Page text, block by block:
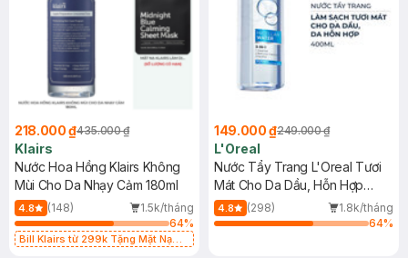
218.000 ₫435.000 ₫
Klairs
Nước Hoa Hồng Klairs Không
Mùi Cho Da Nhạy Cảm 180ml
4.8 (148)
1.5k/tháng
64%
Bill Klairs từ 299k Tặng Mặt Nạ
149.000 ₫249.000 ₫
L'Oreal
Nước Tẩy Trang L'Oreal Tươi
Mát Cho Da Dầu, Hỗn Hợp
400ml
4.8 (298)
1.8k/tháng
64%